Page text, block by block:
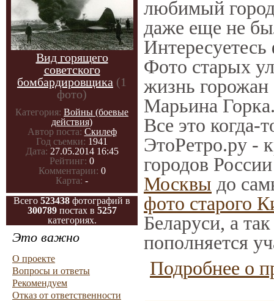
Вид горящего
советского
бомбардировщика (1
фото)
Категория: Войны (боевые
действия)
Автор поста: Скилеф
Год съемки: 1941
Дата: 27.05.2014 16:45
Рейтинг: 0
Комментарии: 0
Карта: -
Всего 523438 фотографий в
300789постах в 5257
категориях.
Это важно
О проекте
Вопросы и ответы
Рекомендуем
Отказ от ответственности
любимый
даже еще не
Интересуетесь
Фото старых
жизнь горожан
Марьина
Все это когда-
ЭтоРетро.ру -
городов
Москвы до
фото старого
Беларуси, а
пополняется
Подробнее о